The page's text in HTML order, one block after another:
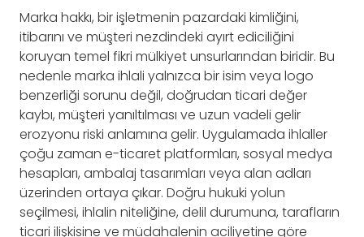
Marka hakkı, bir işletmenin pazardaki kimliğini,
itibarını ve müşteri nezdindeki ayırt ediciliğini
koruyan temel fikri mülkiyet unsurlarından biridir. Bu
nedenle marka ihlali yalnızca bir isim veya logo
benzerliği sorunu değil, doğrudan ticari değer
kaybı, müşteri yanıltılması ve uzun vadeli gelir
erozyonu riski anlamına gelir. Uygulamada ihlaller
çoğu zaman e-ticaret platformları, sosyal medya
hesapları, ambalaj tasarımları veya alan adları
üzerinden ortaya çıkar. Doğru hukuki yolun
seçilmesi, ihlalin niteliğine, delil durumuna, tarafların
ticari ilişkisine ve müdahalenin aciliyetine göre